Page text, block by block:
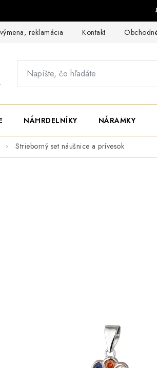
reklamácia Kontakt
NÁHRDELNÍKY NÁRAMKY
Strieborný set náušnice a prívesok